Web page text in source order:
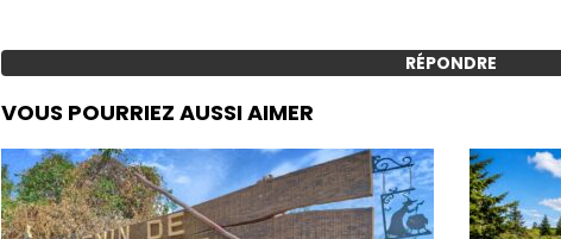
RÉPONDRE
VOUS POURRIEZ AUSSI AIMER